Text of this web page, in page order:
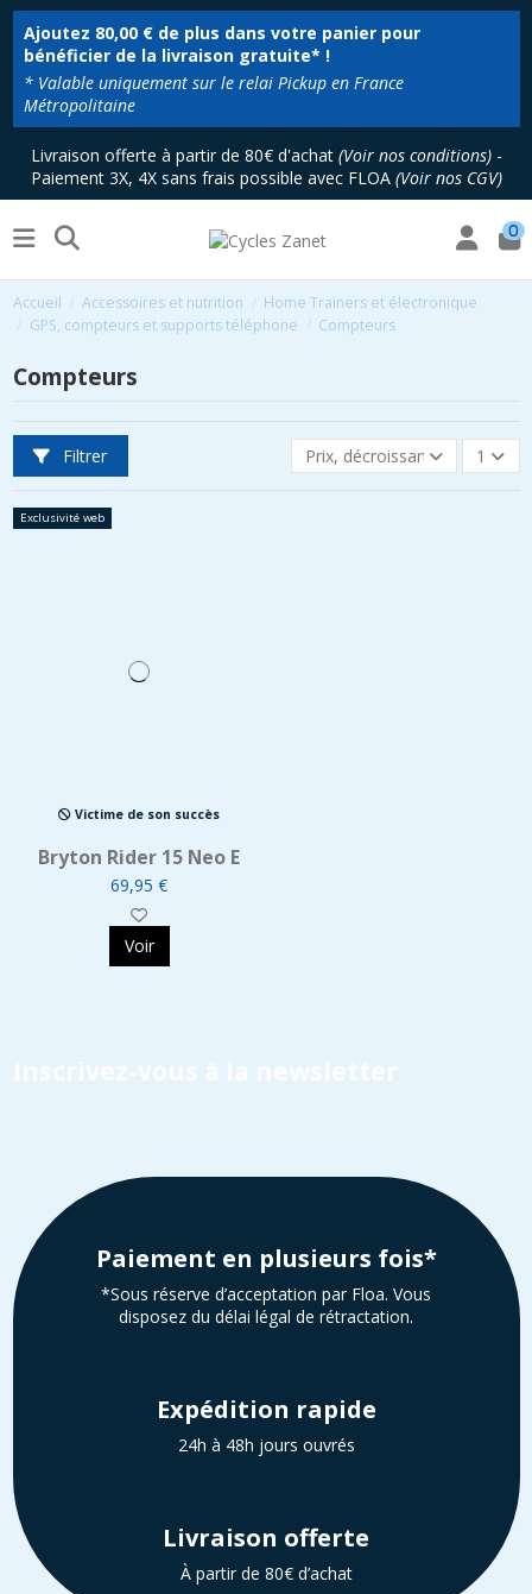
Ajoutez 80,00 €de plus dans votre panier pour
bénéficier de la livraison gratuite* !
* Valable uniquement sur le relai Pickup en France
Métropolitaine
Livraison offerte à partir de 80€ d'achat (Voir nos conditions)-
Paiement 3X, 4X sans frais possible avec FLOA (Voir nos CGV)
0
Accueil Accessoires et nutrition
Home Trainers et électronique
GPS, compteurs et supports téléphone
Compteurs
Compteurs
Filtrer Prix, décroissant 1
Exclusivité web
Victime de son succès
Bryton Rider 15 Neo E
69,95 €
Voir
Inscrivez-vous à la newsletter
Paiement en plusieurs fois*
*Sous réserve d’acceptation par Floa. Vous
disposez du délai légal de rétractation.
Expédition rapide
24h à 48h jours ouvrés
Livraison offerte
À partir de 80€ d’achat